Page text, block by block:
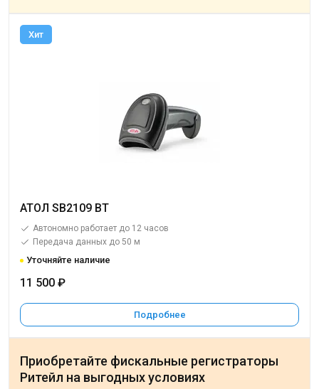
Хит
АТОЛ SB2109 BT
Автономно работает до 12 часов
Передача данных до 50 м
Уточняйте наличие
11 500 ₽
Подробнее
Приобретайте фискальные регистраторы
Ритейл на выгодных условиях